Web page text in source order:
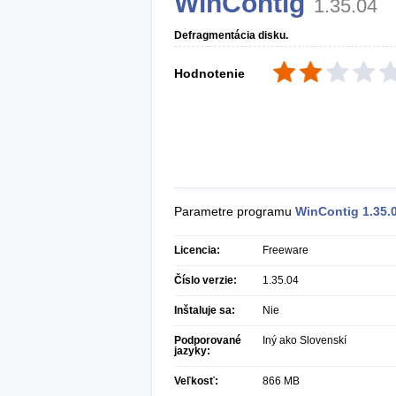
1.35.04
Defragmentácia disku.
Hodnotenie
Parametre programu WinContig
Licencia: Freeware
Číslo verzie: 1.35.04
Inštaluje sa: Nie
Podporované
jazyky:
Iný ako Slovenskí
Veľkosť: 866 MB